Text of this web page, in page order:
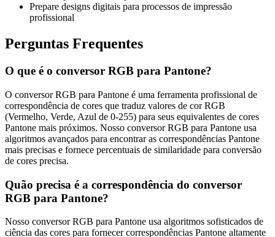
Prepare designs digitais para processos de impressão
profissional
Perguntas Frequentes
O que é o conversor RGB para Pantone?
O conversor RGB para Pantone é uma ferramenta profissional de
correspondência de cores que traduz valores de cor RGB
(Vermelho, Verde, Azul de 0-255) para seus equivalentes de cores
Pantone mais próximos. Nosso conversor RGB para Pantone usa
algoritmos avançados para encontrar as correspondências Pantone
mais precisas e fornece percentuais de similaridade para conversão
de cores precisa.
Quão precisa é a correspondência do conversor
RGB para Pantone?
Nosso conversor RGB para Pantone usa algoritmos sofisticados de
ciência das cores para fornecer correspondências Pantone altamente